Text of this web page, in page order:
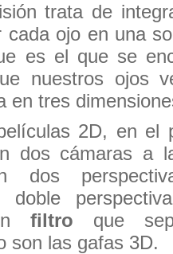
trata de
cada ojo en una
es el que se
nuestros ojos
en tres
2D, en el
dos cámaras a
dos
doble
filtro que
son las gafas 3D.